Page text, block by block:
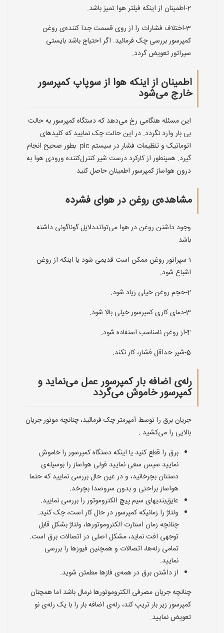
2-اطمینان از اینکه فیلتر هوا تمیز باشد.
3-اختلاف فشارات را از روی قسمت جدا کننده‌ی روغن
کمپرسور بررسی چک فرمائید. اگر احتیاج باشد بایستی
سپراتور تعویض گردد.
اطمینان از اینکه هوا از سوپاپ کمپرسور
خارج می‌شود
این مسئله هنگامی رخ می‌دهد که دستگاه کمپرسور به حالت
بی بار وارد نگردد. در این حالت چک نمایید که کلیدهای
اتوماتیک و تنظیمات فشار در سیستم plc بطور صحیح انجام
گیرد. همینطور از کارکرد درست شیر کنترل‌کننده ورودی هوا به
درون هواساز کمپرسور اطمینان حاصل کنید.
مشاهده‌ی روغن در هوای فشرده
وجود داشتن روغن در هوا می‌توانددلایل گوناگونی داشته
باشد.
1-سپراتور روغن ممکن است قدیمی شود یا اینکه از روغن
اشباع شود.
2-حجم روغن خیلی زیاد شود.
3-دمای کاری کمپرسور خیلی بالا شود.
4-از روغن نامناسب استفاده شود.
5-شیر حداقل فشار، کار نکند.
رله‌ی اضافه بار کمپرسور عمل می‌نماید و
کمپرسور خاموش می‌گردد
جریان برق را توسط آمپرمتر چک فرمائید، چنانچه موتور جریان
بالایی را می‌کشید :
برق را قطع کنید یا اینکه دستگاه کمپرسور را خاموش
نمایید سپس سعی نمایید فولی هواساز را بوسیله‌ی
دستتان بچرخانید، و در عین حال بررسی نمایید که حتما
هواساز براحتی و بدون سروصدا بچرخد.
عایق‌بندیهای سیم پیچ الکتروموتور را بررسی نمایید.
ولتاژ را زمانیکه کمپرسور در حال کار است، چک کنید.
چنانچه زمان استارت الکتروموتورها، ولتاژ بشکل قابل
توجهی افت نماید، مشکل اصلی در اتصالات برق است.
تمامی رله‌ها، اتصالات و همچنین فیوزها را بررسی
نمایید.
از داشتن برق در همه‌ی فازها مطمئن شوید.
چنانچه جریان مصرفی الکتروموتورها نرمال باشد اما همچنان
کمپرسور زیر بار تریپ کند، رله‌ی اضافه بار را با یک رله‌ی نو
تعویض نمایید.